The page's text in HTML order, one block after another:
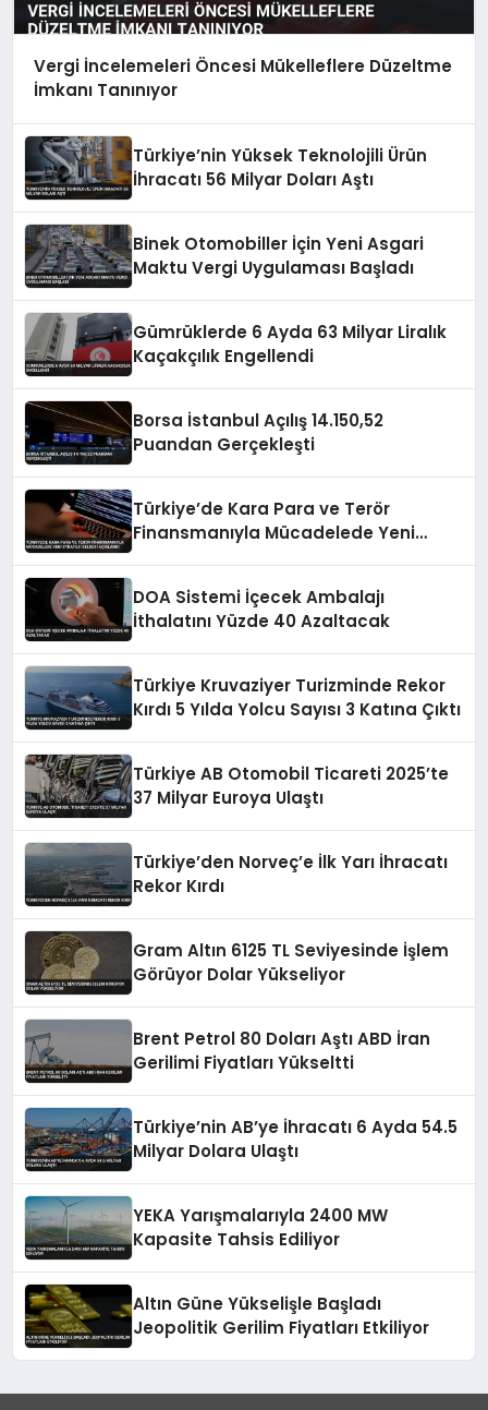
Vergi İncelemeleri Öncesi Mükelleflere Düzeltme
İmkanı Tanınıyor
Türkiye’nin Yüksek Teknolojili Ürün
İhracatı 56 Milyar Doları Aştı
Binek Otomobiller İçin Yeni Asgari
Maktu Vergi Uygulaması Başladı
Gümrüklerde 6 Ayda 63 Milyar Liralık
Kaçakçılık Engellendi
Borsa İstanbul Açılış 14.150,52
Puandan Gerçekleşti
Türkiye’de Kara Para ve Terör
Finansmanıyla Mücadelede Yeni
DOA Sistemi İçecek Ambalajı
İthalatını Yüzde 40 Azaltacak
Türkiye Kruvaziyer Turizminde Rekor
Kırdı 5 Yılda Yolcu Sayısı 3 Katına Çıktı
Türkiye AB Otomobil Ticareti 2025’te
37 Milyar Euroya Ulaştı
Türkiye’den Norveç’e İlk Yarı İhracatı
Rekor Kırdı
Gram Altın 6125 TL Seviyesinde İşlem
Görüyor Dolar Yükseliyor
Brent Petrol 80 Doları Aştı ABD İran
Gerilimi Fiyatları Yükseltti
Türkiye’nin AB’ye İhracatı 6 Ayda 54.5
Milyar Dolara Ulaştı
YEKA Yarışmalarıyla 2400 MW
Kapasite Tahsis Ediliyor
Altın Güne Yükselişle Başladı
Jeopolitik Gerilim Fiyatları Etkiliyor